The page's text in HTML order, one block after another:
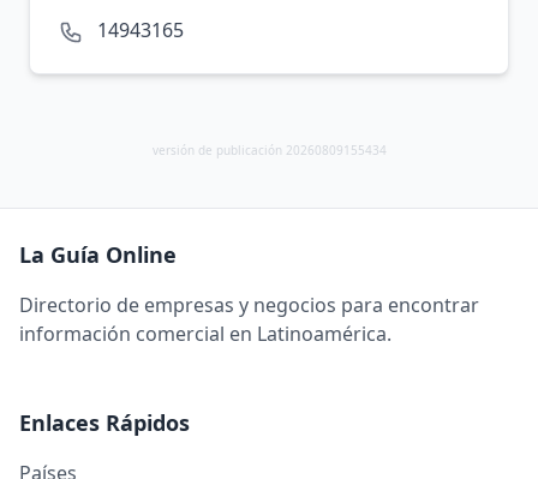
14943165
versión de publicación 20260809155434
La Guía Online
Directorio de empresas y negocios para encontrar
información comercial en Latinoamérica.
Enlaces Rápidos
Países